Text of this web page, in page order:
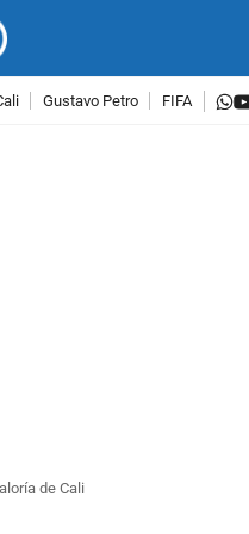
Gustavo Petro FIFA
de Cali